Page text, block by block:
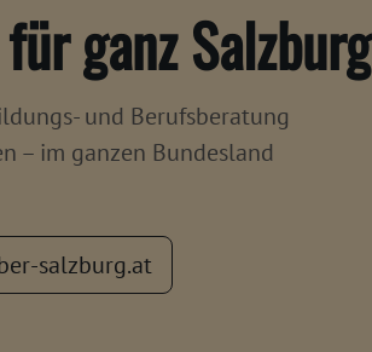
ganz Salzburg
und Berufsberatung
– im ganzen Bundesland
salzburg.at